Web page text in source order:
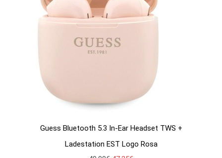
Guess Bluetooth 5.3 In-Ear Headset TWS +
Ladestation EST Logo Rosa